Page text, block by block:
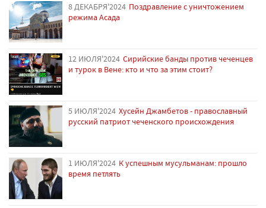
8 ДЕКАБРЯ'2024 Поздравление с уничтожением
режима Асада
12 ИЮЛЯ'2024 Сирийские банды против чеченцев
и турок в Вене: кто и что за этим стоит?
5 ИЮЛЯ'2024 Хусейн Джамбетов - православный
русский патриот чеченского происхождения
1 ИЮЛЯ'2024 К успешным мусульманам: прошло
время петлять